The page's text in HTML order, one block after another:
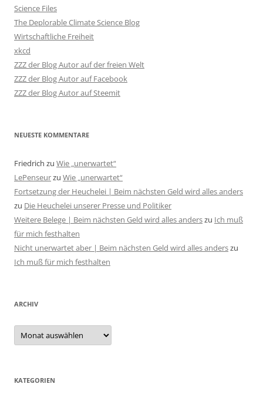
Science Files
The Deplorable Climate Science Blog
Wirtschaftliche Freiheit
xkcd
ZZZ der Blog Autor auf der freien Welt
ZZZ der Blog Autor auf Facebook
ZZZ der Blog Autor auf Steemit
NEUESTE KOMMENTARE
Friedrich zu Wie „unerwartet“
LePenseurzu Wie „unerwartet“
Fortsetzung der Heuchelei | Beim nächsten Geld wird alles anders
zu Die Heuchelei unserer Presse und Politiker
Weitere Belege | Beim nächsten Geld wird alles anderszu Ich muß
für mich festhalten
Nicht unerwartet aber | Beim nächsten Geld wird alles anderszu
Ich muß für mich festhalten
ARCHIV
Archiv
KATEGORIEN